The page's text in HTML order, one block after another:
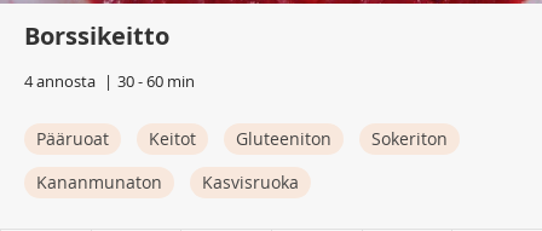
Borssikeitto
4 annosta 30 - 60 min
Pääruoat Keitot Gluteeniton
Sokeriton
Kananmunaton
Kasvisruoka